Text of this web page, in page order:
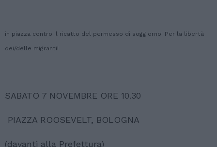
in piazza contro il ricatto del permesso di soggiorno! Per la libertà
dei/delle migranti!
SABATO 7 NOVEMBRE ORE 10.30
PIAZZA ROOSEVELT, BOLOGNA
(davanti alla Prefettura)